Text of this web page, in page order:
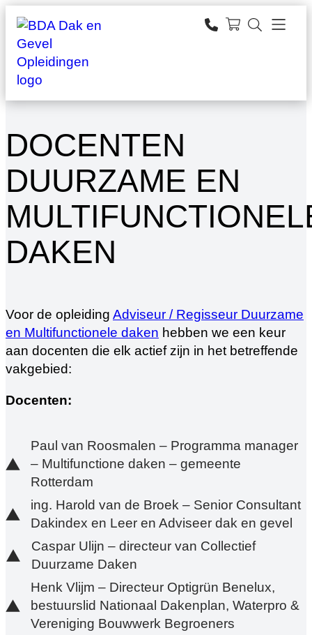
Ga
naar
de
inhoud
DOCENTEN
DUURZAME EN
DAKEN
Voor de opleiding Adviseur / Regisseur Duurzame
en Multifunctionele daken hebben we een keur
aan docenten die elk actief zijn in het betreffende
vakgebied:
Docenten:
Paul van Roosmalen – Programma manager
– Multifunctione daken – gemeente
Rotterdam
ing. Harold van de Broek – Senior Consultant
Dakindex en Leer en Adviseer dak en gevel
Caspar Ulijn – directeur van Collectief
Duurzame Daken
Henk Vlijm – Directeur Optigrün Benelux,
bestuurslid Nationaal Dakenplan, Waterpro &
Vereniging Bouwwerk Begroeners